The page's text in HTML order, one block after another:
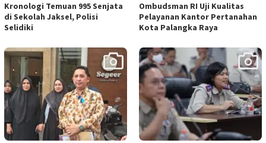
Kronologi Temuan 995 Senjata
di Sekolah Jaksel, Polisi
Selidiki
Ombudsman RI Uji Kualitas
Pelayanan Kantor Pertanahan
Kota Palangka Raya